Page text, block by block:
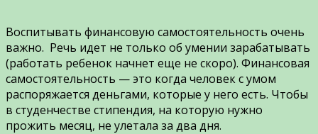
Воспитывать финансовую самостоятельность очень
важно. Речь идет не только об умении зарабатывать
(работать ребенок начнет еще не скоро). Финансовая
самостоятельность — это когда человек с умом
распоряжается деньгами, которые у него есть. Чтобы
в студенчестве стипендия, на которую нужно
прожить месяц, не улетала за два дня.